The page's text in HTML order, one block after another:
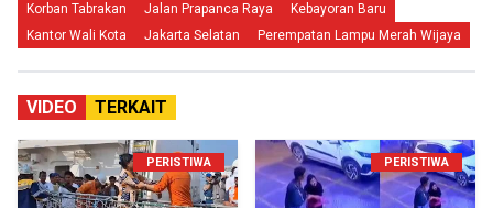
Korban Tabrakan
Jalan Prapanca Raya
Kebayoran Baru
Kantor Wali Kota
Jakarta Selatan Perempatan Lampu Merah Wijaya
VIDEO TERKAIT
PERISTIWA PERISTIWA